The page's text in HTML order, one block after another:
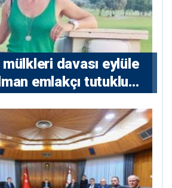
mülkleri davası eylüle
emlakçı tutuklu